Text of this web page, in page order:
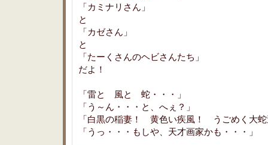
「カミナリさん」
と
「カゼさん」
と
「たーくさんのヘビさんたち」
だよ！
「雷と 風と 蛇・・・」
「う～ん・・・と、へぇ？」
「白黒の稲妻！ 黄色い疾風！ うごめく大蛇
「うっ・・・もしや、天才画家かも・・・」